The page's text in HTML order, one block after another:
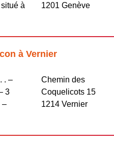
à
1201 Genève
à Vernier
. –
3
–
Chemin des
Coquelicots 15
1214 Vernier